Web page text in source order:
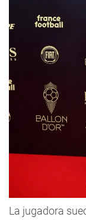
La jugadora